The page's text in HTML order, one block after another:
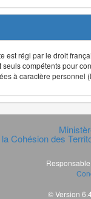
est régi par le droit
compétents pour
à caractère personnel
Cohésion des
© Version